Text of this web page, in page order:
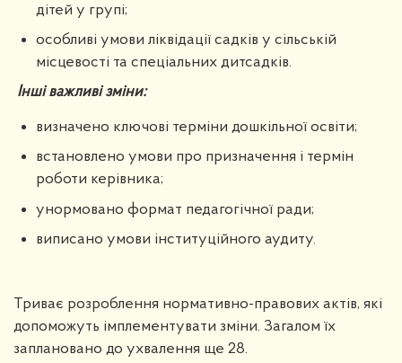
дітей у групі;
особливі умови ліквідації садків у сільській
місцевості та спеціальних дитсадків.
Інші важливі зміни:
визначено ключові терміни дошкільної освіти;
встановлено умови про призначення і термін
роботи керівника;
унормовано формат педагогічної ради;
виписано умови інституційного аудиту.
Триває розроблення нормативно-правових актів, які
допоможуть імплементувати зміни. Загалом їх
заплановано до ухвалення ще 28.